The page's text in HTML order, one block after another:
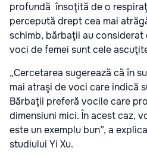
profundă însoţită de o
percepută drept cea mai
schimb, bărbaţii au
voci de femei sunt cele
„Cercetarea sugerează că în
mai atraşi de voci care indică
Bărbaţii preferă vocile care
dimensiuni mici. În acest caz,
este un exemplu bun”, a
studiului Yi Xu.